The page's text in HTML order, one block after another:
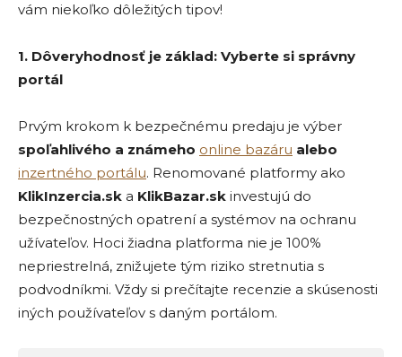
vám niekoľko dôležitých tipov!
1. Dôveryhodnosť je základ: Vyberte si správny
portál
Prvým krokom k bezpečnému predaju je výber
spoľahlivého a známeho online bazáru alebo
inzertného portálu. Renomované platformy ako
KlikInzercia.sk a KlikBazar.sk investujú do
bezpečnostných opatrení a systémov na ochranu
užívateľov. Hoci žiadna platforma nie je 100%
nepriestrelná, znižujete tým riziko stretnutia s
podvodníkmi. Vždy si prečítajte recenzie a skúsenosti
iných používateľov s daným portálom.